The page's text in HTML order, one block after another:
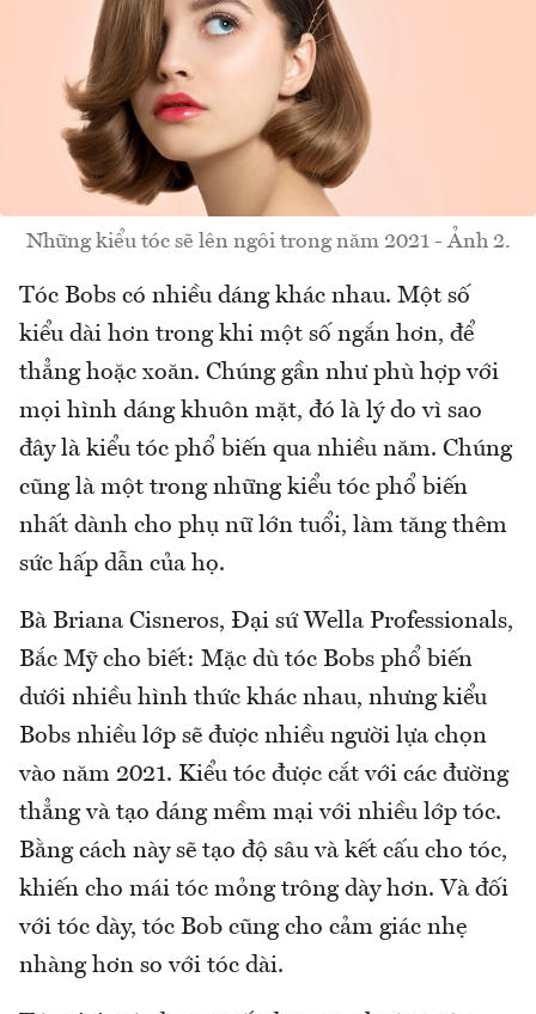
Những kiểu tóc sẽ lên ngôi trong năm 2021 - Ảnh 2.
Tóc Bobs có nhiều dáng khác nhau. Một số
kiểu dài hơn trong khi một số ngắn hơn, để
thẳng hoặc xoăn. Chúng gần như phù hợp với
mọi hình dáng khuôn mặt, đó là lý do vì sao
đây là kiểu tóc phổ biến qua nhiều năm. Chúng
cũng là một trong những kiểu tóc phổ biến
nhất dành cho phụ nữ lớn tuổi, làm tăng thêm
sức hấp dẫn của họ.
Bà Briana Cisneros, Đại sứ Wella Professionals,
Bắc Mỹ cho biết: Mặc dù tóc Bobs phổ biến
dưới nhiều hình thức khác nhau, nhưng kiểu
Bobs nhiều lớp sẽ được nhiều người lựa chọn
vào năm 2021. Kiểu tóc được cắt với các đường
thẳng và tạo dáng mềm mại với nhiều lớp tóc.
Bằng cách này sẽ tạo độ sâu và kết cấu cho tóc,
khiến cho mái tóc mỏng trông dày hơn. Và đối
với tóc dày, tóc Bob cũng cho cảm giác nhẹ
nhàng hơn so với tóc dài.